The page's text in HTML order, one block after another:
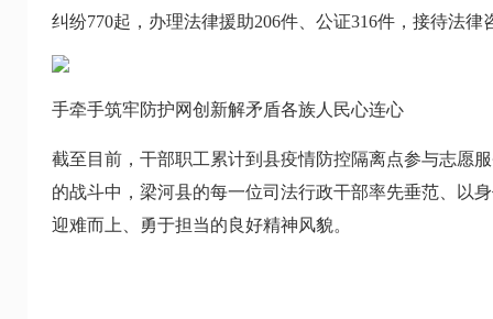
纠纷770起，办理法律援助206件、公证316件，接待法律
手牵手筑牢防护网创新解矛盾各族人民心连心
截至目前，干部职工累计到县疫情防控隔离点参与志愿
的战斗中，梁河县的每一位司法行政干部率先垂范、以
迎难而上、勇于担当的良好精神风貌。